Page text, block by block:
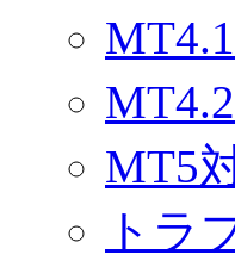
MT5
トラ